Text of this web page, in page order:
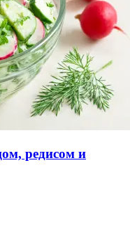
редисом и